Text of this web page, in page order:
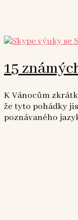
15
K Vánocům
že tyto pohádky
poznávaného